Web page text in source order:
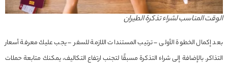
الوقت المناسب لشراء تذكرة الطیران
بعد إكمال الخطوة الأولى – ترتيب المستندات اللازمة للسفر – يجب عليك معرفة أسعار
التذاكر. بالإضافة إلى شراء التذكرة مسبقًا لتجنب ارتفاع التكاليف، يمكنك متابعة حملات